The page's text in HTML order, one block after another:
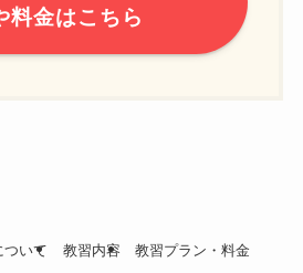
料金はこちら
ついて 教習内容
教習プラン・料金